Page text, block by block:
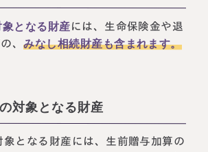
となる財産には、生命保険金や退
、みなし相続財産も含まれます。
対象となる財産
となる財産には、生前贈与加算の